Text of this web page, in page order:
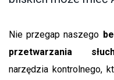
Nie przegap naszego
przetwarzania
narzędzia kontrolnego,